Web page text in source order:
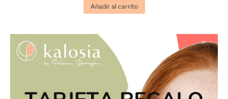
Añadir al carrito